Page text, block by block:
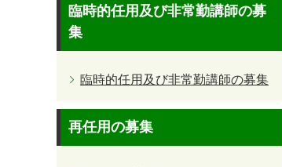
臨時的任用及び非常勤講師の募
集
臨時的任用及び非常勤講師の募集
再任用の募集